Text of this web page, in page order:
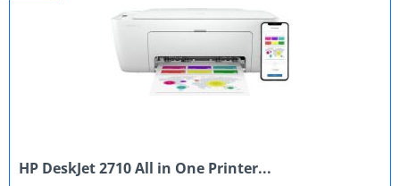
HP DeskJet 2710 All in One Printer...